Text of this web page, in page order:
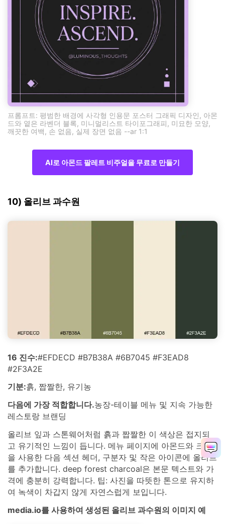
프롬프트: 평범한 배경에 사각형 인용문 포스터 그래픽 디자인, 아몬
드와 옅은 라벤더 블록, 미니멀리스트 타이포그래피, 미묘한 모양,
깨끗한 여백, 손 없음, 실제 장면 없음 --ar 1:1
AI로 아몬드 팔레트 비주얼을 무료로 만들기
10) 올리브 과수원
16 진수:#EFDECD #B7B38A #6B7045 #F3EAD8
#2F3A2E
기분:흙, 짭짤한, 유기농
다음에 가장 적합합니다.농장-테이블 메뉴 및 지속 가능한
레스토랑 브랜딩
올리브 잎과 스톤웨어처럼 흙과 짭짤한 이 색상은 접지되
고 유기적인 느낌이 듭니다. 메뉴 페이지에 아몬드와 크림
을 사용한 다음 섹션 헤더, 구분자 및 작은 아이콘에 올리브
를 추가합니다. deep forest charcoal은 본문 텍스트와 가
격에 충분히 강력합니다. 팁: 사진을 따뜻한 톤으로 유지하
여 녹색이 차갑지 않게 자연스럽게 보입니다.
media.io를 사용하여 생성된 올리브 과수원의 이미지 예